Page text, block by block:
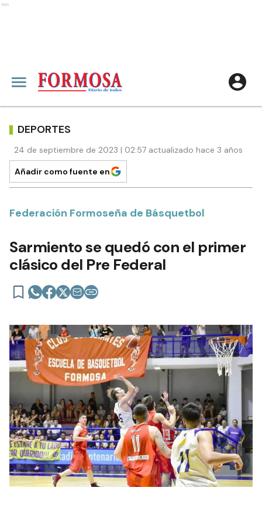
Ads
DEPORTES
24 de septiembre de 2023 | 02:57 actualizado hace 3 años
Añadir como fuente en
Federación Formoseña de Básquetbol
Sarmiento se quedó con el primer
clásico del Pre Federal